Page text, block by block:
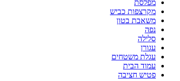
מפלסת
מקרצפות כביש
משאבת בטון
נפה
סלילה
עגורן
עגלת משטחים
עמוד הבית
פטיש חציבה